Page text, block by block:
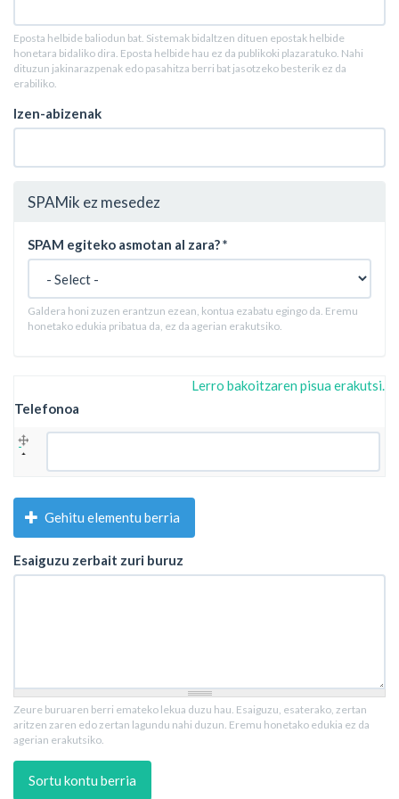
Eposta helbide baliodun bat. Sistemak bidaltzen dituen epostak helbide
honetara bidaliko dira. Eposta helbide hau ez da publikoki plazaratuko. Nahi
dituzun jakinarazpenak edo pasahitza berri bat jasotzeko besterik ez da
erabiliko.
Izen-abizenak
SPAMik ez mesedez
SPAM egiteko asmotan al zara?*
Galdera honi zuzen erantzun ezean, kontua ezabatu egingo da. Eremu
honetako edukia pribatua da, ez da agerian erakutsiko.
Lerro bakoitzaren pisua erakutsi.
Telefonoa
Gehitu elementu berria
Esaiguzu zerbait zuri buruz
Zeure buruaren berri emateko lekua duzu hau. Esaiguzu, esaterako, zertan
aritzen zaren edo zertan lagundu nahi duzun. Eremu honetako edukia ez da
agerian erakutsiko.
Sortu kontu berria